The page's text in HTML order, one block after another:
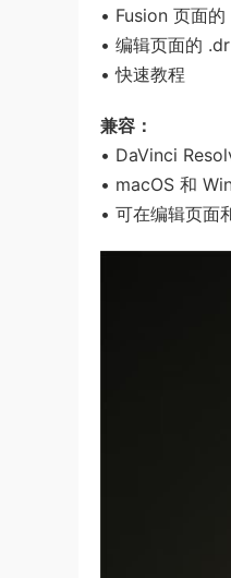
• Fusion 页面
• 编辑页面的
• 快速教程
兼容：
• DaVinci
• macOS 和
• 可在编辑页面